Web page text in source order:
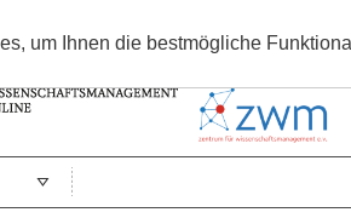
um Ihnen die bestmögliche